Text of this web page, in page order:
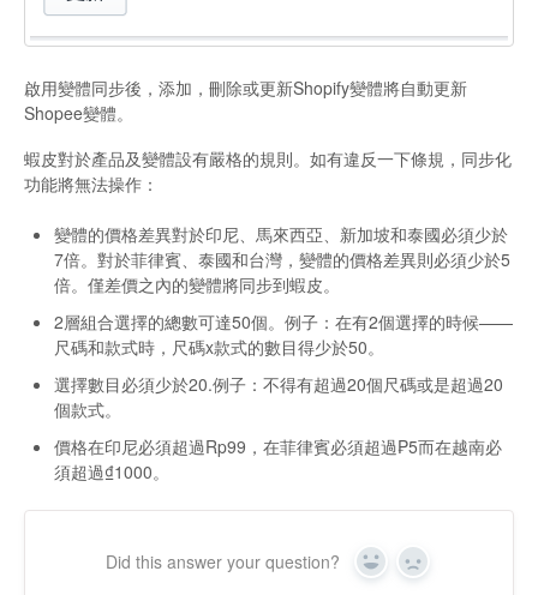
啟用變體同步後，添加，刪除或更新Shopify變體將自動更新
Shopee變體。
蝦皮對於產品及變體設有嚴格的規則。如有違反一下條規，同步化
功能將無法操作：
變體的價格差異對於印尼、馬來西亞、新加坡和泰國必須少於
7倍。對於菲律賓、泰國和台灣，變體的價格差異則必須少於5
倍。僅差價之內的變體將同步到蝦皮。
2層組合選擇的總數可達50個。例子：在有2個選擇的時候——
尺碼和款式時，尺碼x款式的數目得少於50。
選擇數目必須少於20.例子：不得有超過20個尺碼或是超過20
個款式。
價格在印尼必須超過Rp99，在菲律賓必須超過₱5而在越南必
須超過₫1000。
Did this answer your question? Yes No